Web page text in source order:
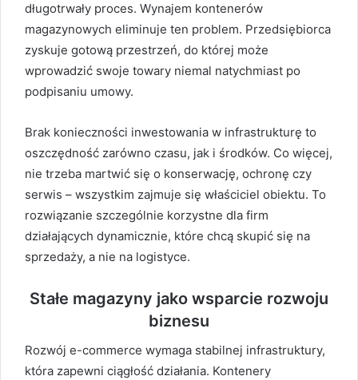
długotrwały proces. Wynajem kontenerów
magazynowych eliminuje ten problem. Przedsiębiorca
zyskuje gotową przestrzeń, do której może
wprowadzić swoje towary niemal natychmiast po
podpisaniu umowy.
Brak konieczności inwestowania w infrastrukturę to
oszczędność zarówno czasu, jak i środków. Co więcej,
nie trzeba martwić się o konserwację, ochronę czy
serwis – wszystkim zajmuje się właściciel obiektu. To
rozwiązanie szczególnie korzystne dla firm
działających dynamicznie, które chcą skupić się na
sprzedaży, a nie na logistyce.
Stałe magazyny jako wsparcie rozwoju
biznesu
Rozwój e-commerce wymaga stabilnej infrastruktury,
która zapewni ciągłość działania. Kontenery